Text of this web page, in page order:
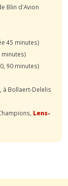
Blin d'Avion
45 minutes)
minutes)
90 minutes)
à Bollaert-Delelis
Lens-